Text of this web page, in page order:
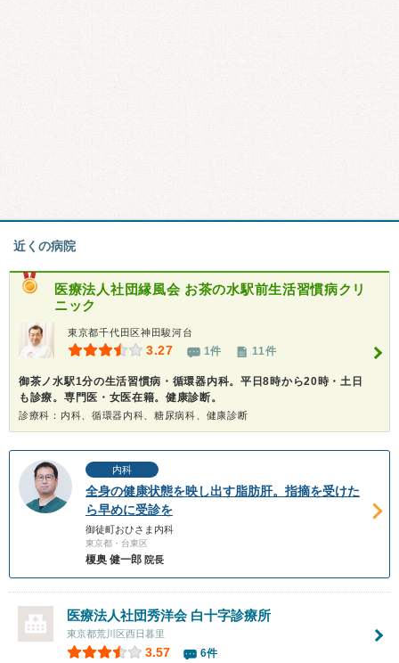
近くの病院
医療法人社団縁風会 お茶の水駅前生活習慣病クリ
ニック
東京都千代田区神田駿河台
3.27 1件 11件
御茶ノ水駅1分の生活習慣病・循環器内科。平日8時から20時・土日
も診療。専門医・女医在籍。健康診断。
診療科：内科、循環器内科、糖尿病科、健康診断
内科
全身の健康状態を映し出す脂肪肝。指摘を受けた
ら早めに受診を
御徒町おひさま内科
東京都・台東区
榎奥 健一郎 院長
医療法人社団秀洋会 白十字診療所
東京都荒川区西日暮里
3.57 6件